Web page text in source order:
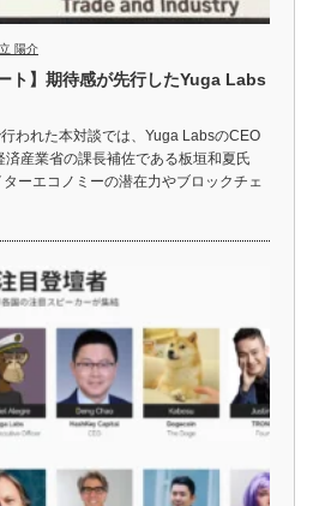
陽介
ト】期待感が先行したYuga Labs
われた本対談では、Yuga LabsのCEO
産業省の課長補佐である板垣和夏氏
ーエコノミーの潜在力やブロックチェ